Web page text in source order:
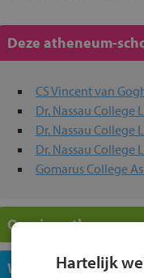
Deze atheneum-
CS Vincent van
Dr. Nassau College
Dr. Nassau College
Dr. Nassau College
Gomarus College
Overige atheneum-
Welk Hartelijk